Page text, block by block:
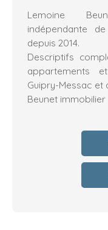
Lemoine
indépendante
depuis 2014.
Descriptifs
appartements
Guipry-Messac et
Beunet immobilier